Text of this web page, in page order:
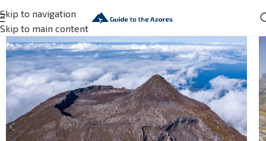
Skip to navigation
Skip to main content